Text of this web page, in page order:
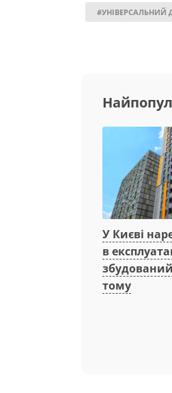
#УНІВЕРСАЛЬНИЙ
У Києві
в
тому